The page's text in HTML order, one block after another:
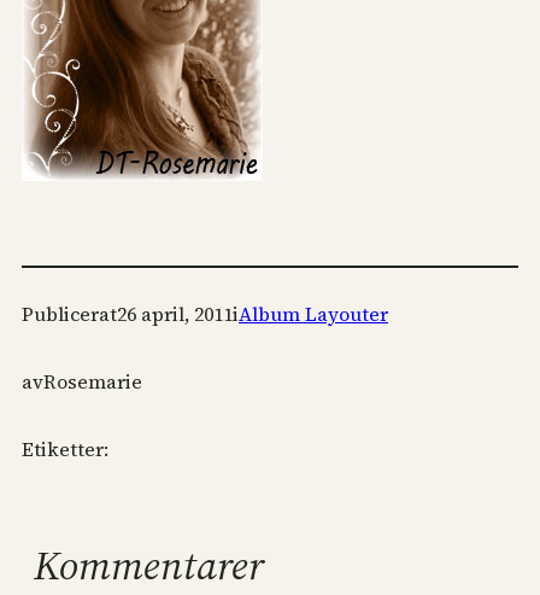
Publicerat26 april, 2011iAlbum Layouter
avRosemarie
Etiketter:
Kommentarer